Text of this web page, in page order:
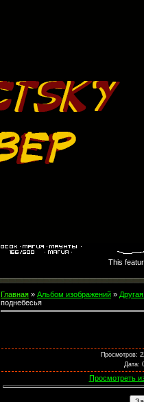
This
Главная » Альбом изображений »
поднебесья
Просмотров:
Дата:
Просмотреть